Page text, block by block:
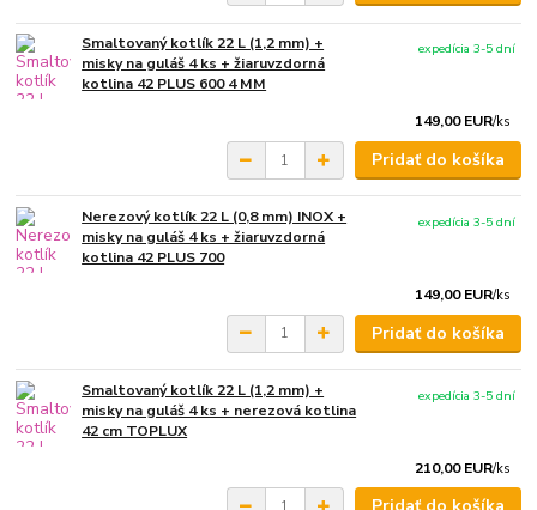
Smaltovaný kotlík 22 L (1,2 mm) +
misky na guláš 4 ks + žiaruvzdorná
kotlina 42 PLUS 600 4 MM
149,00 EUR/ks
expedícia 3-5 dní
Pridať do košíka
Nerezový kotlík 22 L (0,8 mm) INOX +
misky na guláš 4 ks + žiaruvzdorná
kotlina 42 PLUS 700
149,00 EUR/ks
expedícia 3-5 dní
Pridať do košíka
Smaltovaný kotlík 22 L (1,2 mm) +
misky na guláš 4 ks + nerezová kotlina
42 cm TOPLUX
210,00 EUR/ks
expedícia 3-5 dní